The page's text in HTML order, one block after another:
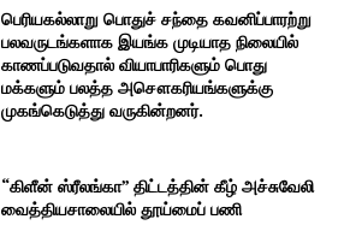
பெரியகல்லாறு பொதுச் சந்தை கவனிப்பாரற்று
பலவருடங்களாக இயங்க முடியாத நிலையில்
காணப்படுவதால் வியாபாரிகளும் பொது
மக்களும் பலத்த அசௌகரியங்களுக்கு
முகங்கெடுத்து வருகின்றனர்.
“கிளீன் ஸ்ரீலங்கா” திட்டத்தின் கீழ் அச்சுவேலி
வைத்தியசாலையில் தூய்மைப் பணி